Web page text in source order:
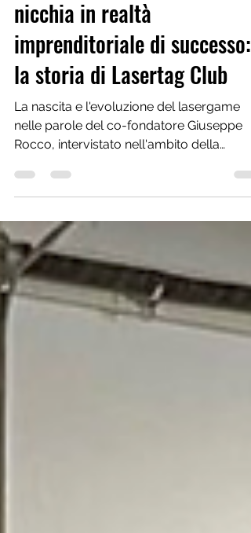
Trasformare uno sport di
nicchia in realtà
imprenditoriale di successo:
la storia di Lasertag Club
La nascita e l'evoluzione del lasergame
Rocco, intervistato nell'ambito della
seconda serata di...